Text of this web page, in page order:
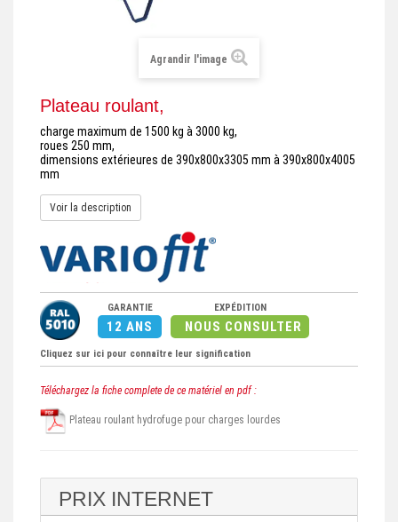
Agrandir l'image
Plateau roulant,
charge maximum de 1500 kg à 3000 kg,
roues 250 mm,
dimensions extérieures de 390x800x3305 mm à 390x800x4005
mm
Voir la description
GARANTIE
12 ANS
EXPÉDITION
NOUS CONSULTER
Cliquez sur ici pour connaître leur signification
Téléchargez la fiche complete de ce matériel en pdf :
Plateau roulant hydrofuge pour charges lourdes
PRIX INTERNET